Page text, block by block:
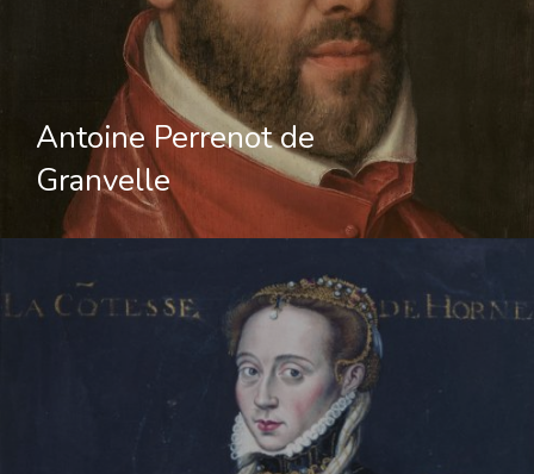
Hit enter to search or ESC to close
Antoine Perrenot de
Granvelle